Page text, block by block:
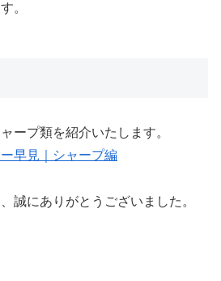
。
ープ類を紹介いたします。
早見｜シャープ編
誠にありがとうございました。